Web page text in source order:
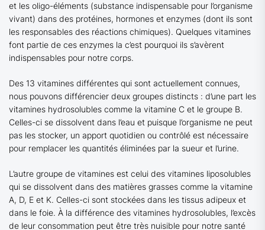
et les oligo-éléments (substance indispensable pour l’organisme
vivant) dans des protéines, hormones et enzymes (dont ils sont
les responsables des réactions chimiques). Quelques vitamines
font partie de ces enzymes la c’est pourquoi ils s’avèrent
indispensables pour notre corps.
Des 13 vitamines différentes qui sont actuellement connues,
nous pouvons différencier deux groupes distincts : d’une part les
vitamines hydrosolubles comme la vitamine C et le groupe B.
Celles-ci se dissolvent dans l’eau et puisque l’organisme ne peut
pas les stocker, un apport quotidien ou contrôlé est nécessaire
pour remplacer les quantités éliminées par la sueur et l’urine.
L’autre groupe de vitamines est celui des vitamines liposolubles
qui se dissolvent dans des matières grasses comme la vitamine
A, D, E et K. Celles-ci sont stockées dans les tissus adipeux et
dans le foie. À la différence des vitamines hydrosolubles, l’excès
de leur consommation peut être très nuisible pour notre santé